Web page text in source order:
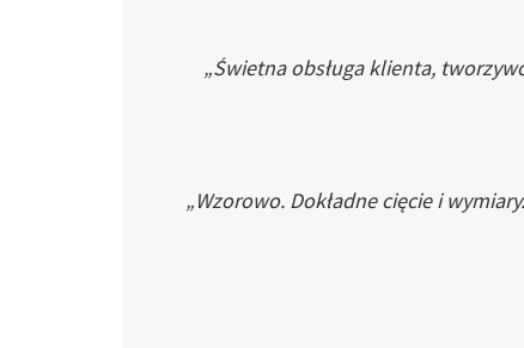
„Świetna obsługa klienta,
„Wzorowo. Dokładne cięcie i